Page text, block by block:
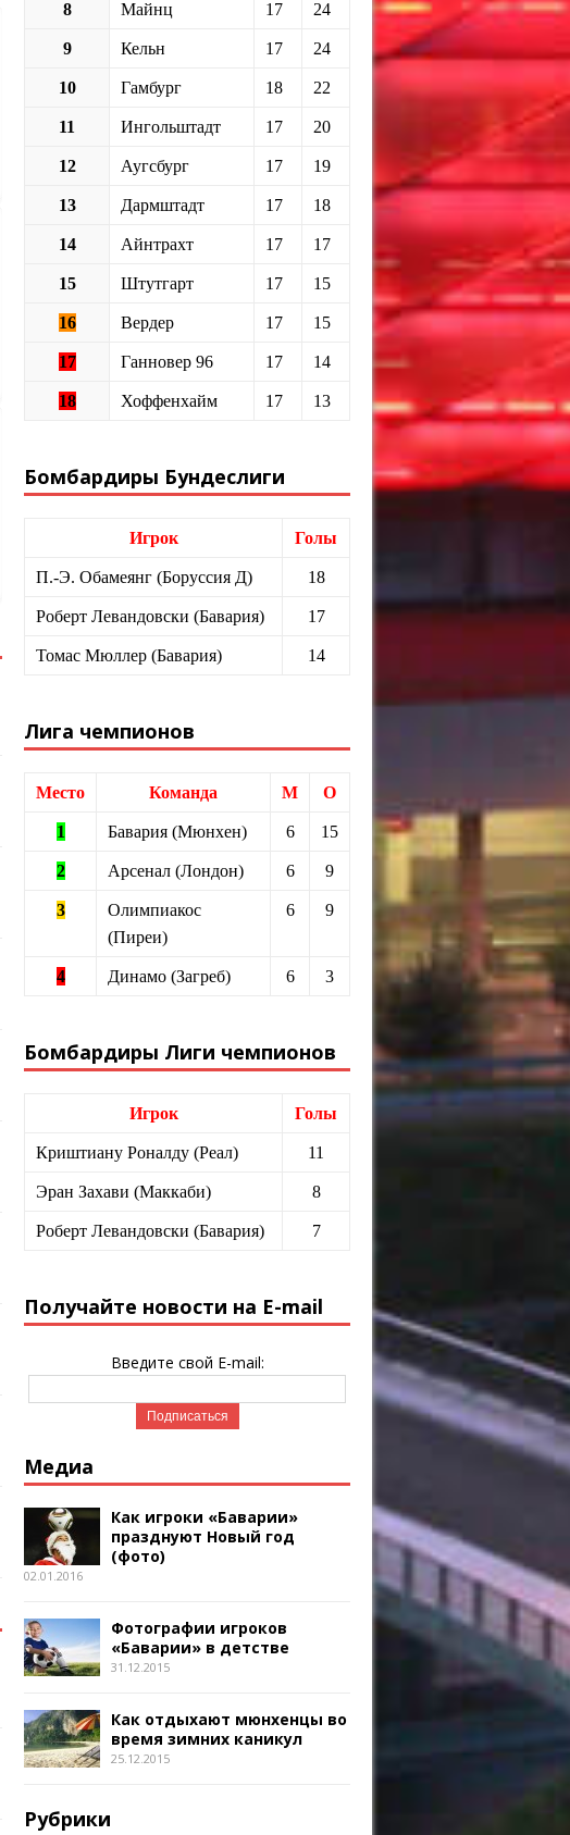
8 Майнц 17 24
9 Кельн 17 24
10 Гамбург 18 22
11 Ингольштадт 17 20
12 Аугсбург 17 19
13 Дармштадт 17 18
14 Айнтрахт 17 17
15 Штутгарт 17 15
16 Вердер 17 15
17 Ганновер 96 17 14
18 Хоффенхайм 17 13
Бомбардиры Бундеслиги
Игрок Голы
П.-Э. Обамеянг (Боруссия Д) 18
Роберт Левандовски (Бавария) 17
Томас Мюллер (Бавария) 14
Лига чемпионов
Место Команда М О
1 Бавария (Мюнхен) 6 15
2 Арсенал (Лондон) 6 9
3
Олимпиакос
(Пиреи)
6 9
4 Динамо (Загреб) 6 3
Бомбардиры Лиги чемпионов
Игрок Голы
Криштиану Роналду (Реал) 11
Эран Захави (Маккаби) 8
Роберт Левандовски (Бавария) 7
Получайте новости на E-mail
Введите свой E-mail:
Медиа
Как игроки «Баварии»
празднуют Новый год
(фото)
02.01.2016
Фотографии игроков
«Баварии» в детстве
31.12.2015
Как отдыхают мюнхенцы во
время зимних каникул
25.12.2015
Рубрики